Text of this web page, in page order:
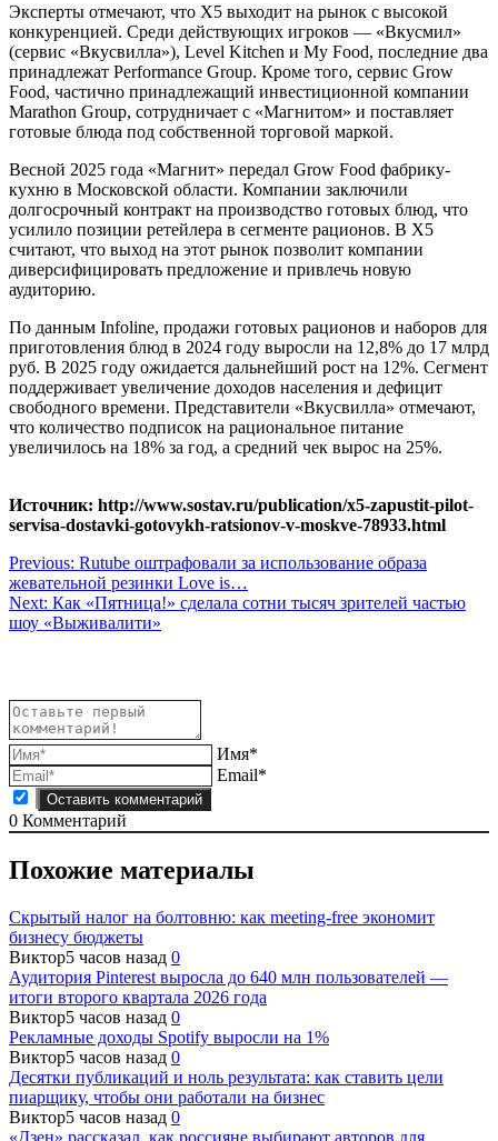
Эксперты отмечают, что X5 выходит на рынок с высокой
конкуренцией. Среди действующих игроков — «Вкусмил»
(сервис «Вкусвилла»), Level Kitchen и My Food, последние два
принадлежат Performance Group. Кроме того, сервис Grow
Food, частично принадлежащий инвестиционной компании
Marathon Group, сотрудничает с «Магнитом» и поставляет
готовые блюда под собственной торговой маркой.
Весной 2025 года «Магнит» передал Grow Food фабрику-
кухню в Московской области. Компании заключили
долгосрочный контракт на производство готовых блюд, что
усилило позиции ретейлера в сегменте рационов. В X5
считают, что выход на этот рынок позволит компании
диверсифицировать предложение и привлечь новую
аудиторию.
По данным Infoline, продажи готовых рационов и наборов для
приготовления блюд в 2024 году выросли на 12,8% до 17 млрд
руб. В 2025 году ожидается дальнейший рост на 12%. Сегмент
поддерживает увеличение доходов населения и дефицит
свободного времени. Представители «Вкусвилла» отмечают,
что количество подписок на рациональное питание
увеличилось на 18% за год, а средний чек вырос на 25%.
Источник: http://www.sostav.ru/publication/x5-zapustit-pilot-
servisa-dostavki-gotovykh-ratsionov-v-moskve-78933.html
Навигация
по
записям
Previous: Rutube оштрафовали за использование образа
жевательной резинки Love is…
Next: Как «Пятница!» сделала сотни тысяч зрителей частью
шоу «Выживалити»
Имя*
Email*
0 Комментарий
Похожие материалы
Скрытый налог на болтовню: как meeting-free экономит
бизнесу бюджеты
Виктор5 часов назад 0
Аудитория Pinterest выросла до 640 млн пользователей —
итоги второго квартала 2026 года
Виктор5 часов назад 0
Рекламные доходы Spotify выросли на 1%
Виктор5 часов назад 0
Десятки публикаций и ноль результата: как ставить цели
пиарщику, чтобы они работали на бизнес
Виктор5 часов назад 0
«Дзен» рассказал, как россияне выбирают авторов для